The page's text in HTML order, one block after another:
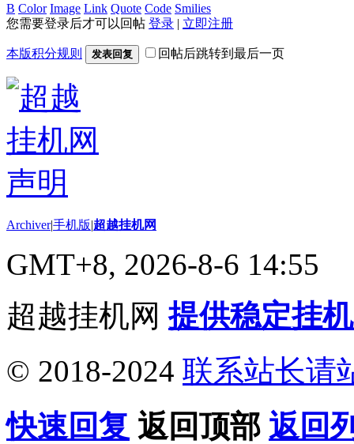
B Color Image Link Quote Code Smilies
您需要登录后才可以回帖 登录 | 立即注册
本版积分规则 发表回复 回帖后跳转到最后一页
Archiver|手机版|超越挂机网
GMT+8, 2026-8-6 14:55
超越挂机网提供稳定挂
© 2018-2024 联系站长请
快速回复 返回顶部 返回